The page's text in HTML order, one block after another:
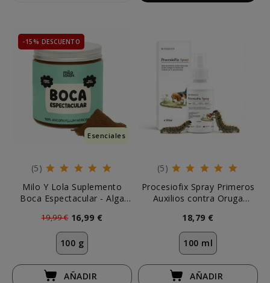
Esenciales
-15% DESCUENTO
(5)
Milo Y Lola Suplemento
Boca Espectacular - Alga
19,99 € 16,99 €
100 g
AÑADIR
(5)
Procesiofix Spray Primeros
Auxilios contra Oruga
18,79 €
100 ml
AÑADIR